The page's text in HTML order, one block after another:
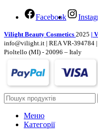
Facebook
Vilight Beauty Cosmetics 2025 |
info@vilight.it | REA VR-394784
Pioltello (MI) - 20096 – Italy
Меню
Категорії